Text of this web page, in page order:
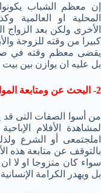
إن معظم الشباب
المحلية او العالمية
الأخرى ولكن بعد
كبيرا من وقته للزوجة
يقضى معظم وقته في صالة
بل عليه ان يوازن بين
2- البحث عن ومتابعة المواقع والأفلام الإباحية
من أسوا الصفات التى
لمشاهدة الأفلام
املجتمعى أو الشرع
بالتوقف عن متابعة هذه
سواء كان متزوجا او لا
بل ويهدر الكرامة الإنسانية